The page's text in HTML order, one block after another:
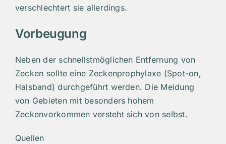
verschlechtert sie allerdings.
Vorbeugung
Neben der schnellstmöglichen Entfernung von
Zecken sollte eine Zeckenprophylaxe (Spot-on,
Halsband) durchgeführt werden. Die Meidung
von Gebieten mit besonders hohem
Zeckenvorkommen versteht sich von selbst.
Quellen